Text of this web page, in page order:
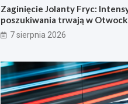
Zaginięcie Jolanty Fryc:
poszukiwania trwają w
Wrocławiu
7 sierpnia 2026